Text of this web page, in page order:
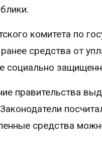
комитета по
средства от
правительства
средства